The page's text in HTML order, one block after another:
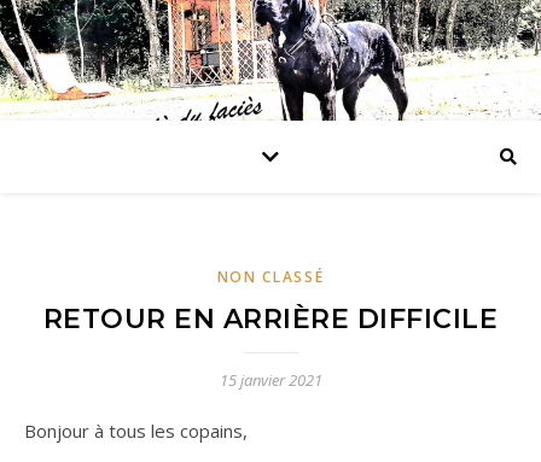
NON CLASSÉ
RETOUR EN ARRIÈRE DIFFICILE
15 janvier 2021
Bonjour à tous les copains,